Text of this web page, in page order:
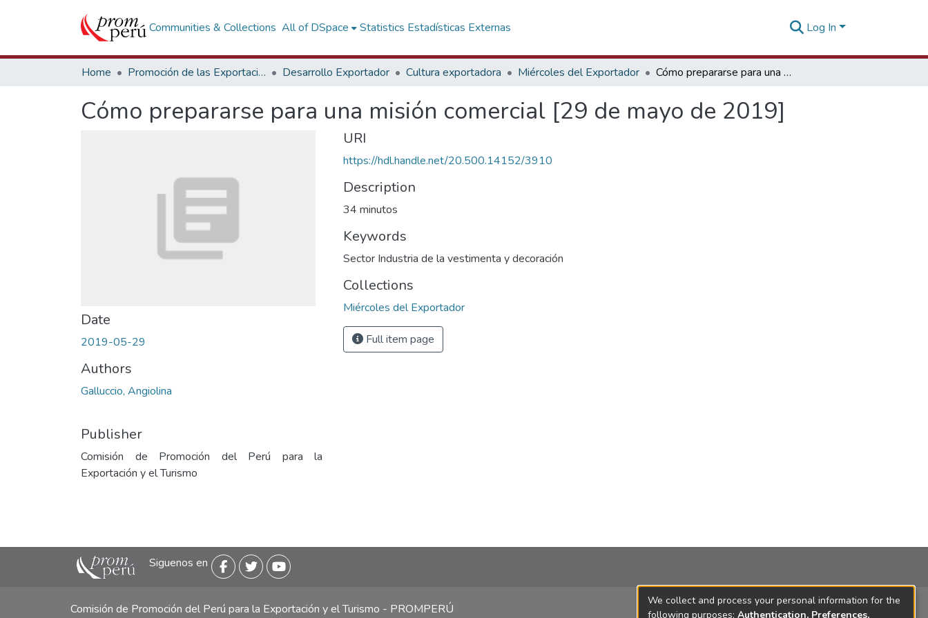
Communities & Collections All of DSpace Statistics Estadísticas Externas Log In
Home Promoción de las Exportaciones Desarrollo Exportador Cultura exportadora Miércoles del Exportador Cómo prepararse para una misión comercial [29 de mayo de 2019]
Cómo prepararse para una misión comercial [29 de mayo de 2019]
Date
2019-05-29
Authors
Galluccio, Angiolina
Publisher
Comisión de Promoción del Perú para la
Exportación y el Turismo
URI
https://hdl.handle.net/20.500.14152/3910
Description
34 minutos
Keywords
Sector Industria de la vestimenta y decoración
Collections
Miércoles del Exportador
Full item page
Siguenos en
Comisión de Promoción del Perú para la Exportación y el Turismo - PROMPERÚ
We collect and process your personal information for the
following purposes: Authentication, Preferences,